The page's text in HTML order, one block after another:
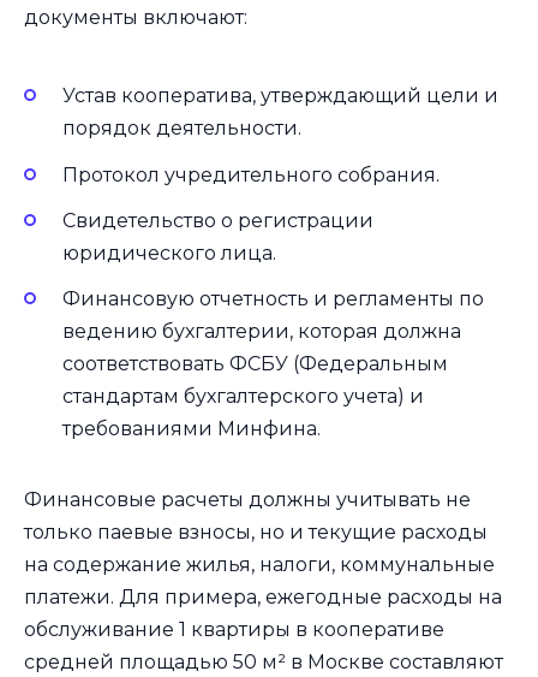
документы включают:
Устав кооператива, утверждающий цели и
порядок деятельности.
Протокол учредительного собрания.
Свидетельство о регистрации
юридического лица.
Финансовую отчетность и регламенты по
ведению бухгалтерии, которая должна
соответствовать ФСБУ (Федеральным
стандартам бухгалтерского учета) и
требованиями Минфина.
Финансовые расчеты должны учитывать не
только паевые взносы, но и текущие расходы
на содержание жилья, налоги, коммунальные
платежи. Для примера, ежегодные расходы на
обслуживание 1 квартиры в кооперативе
средней площадью 50 м² в Москве составляют